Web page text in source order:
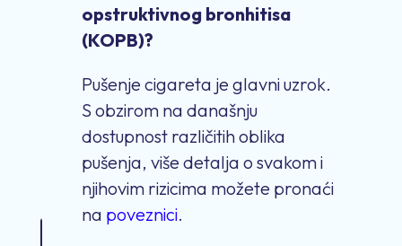
opstruktivnog bronhitisa
(KOPB)?
Pušenje cigareta je glavni uzrok.
S obzirom na današnju
dostupnost različitih oblika
pušenja, više detalja o svakom i
njihovim rizicima možete pronaći
na poveznici.